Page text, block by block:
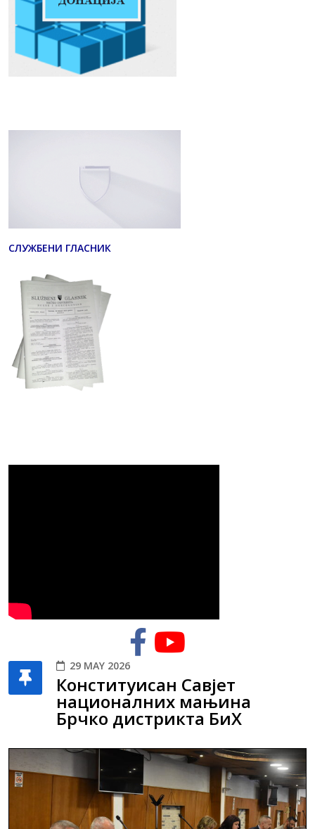
СЛУЖБЕНИ ГЛАСНИК
29 MAY 2026
Конституисан Савјет
националних мањина
Брчко дистрикта БиХ